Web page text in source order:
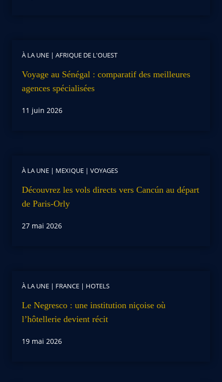
À LA UNE | AFRIQUE DE L'OUEST
Voyage au Sénégal : comparatif des meilleures
agences spécialisées
11 juin 2026
À LA UNE | MEXIQUE | VOYAGES
Découvrez les vols directs vers Cancún au départ
de Paris-Orly
27 mai 2026
À LA UNE | FRANCE | HOTELS
Le Negresco : une institution niçoise où
l’hôtellerie devient récit
19 mai 2026